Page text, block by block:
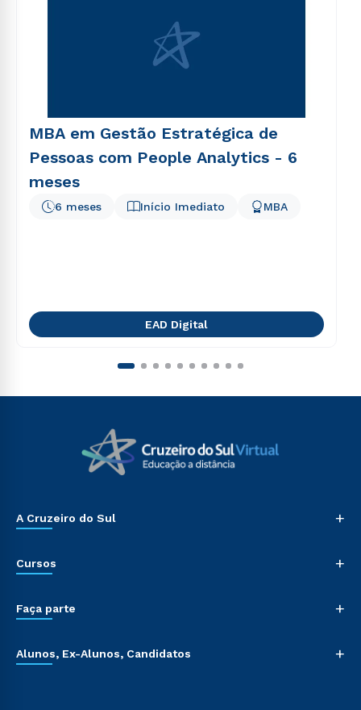
MBA em Gestão Estratégica de
Pessoas com People Analytics - 6
meses
Início Imediato
6 meses MBA
EAD Digital
A Cruzeiro do Sul +
Cursos +
Faça parte +
Alunos, Ex-Alunos, Candidatos +